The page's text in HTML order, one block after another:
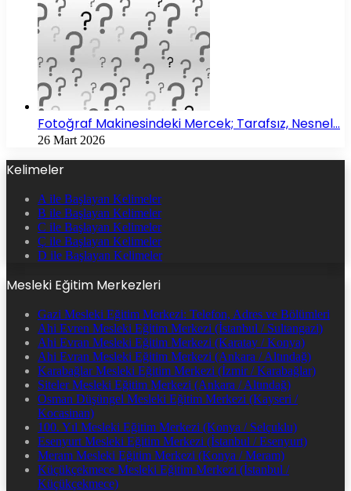
Fotoğraf Makinesindeki Mercek; Tarafsız, Nesnel…
26 Mart 2026
Kelimeler
A ile Başlayan Kelimeler
B ile Başlayan Kelimeler
C ile Başlayan Kelimeler
Ç ile Başlayan Kelimeler
D ile Başlayan Kelimeler
Mesleki Eğitim Merkezleri
Gazi Mesleki Eğitim Merkezi: Telefon, Adres ve Bölümleri
Ahi Evren Mesleki Eğitim Merkezi (İstanbul / Sultangazi)
Ahi Evran Mesleki Eğitim Merkezi (Karatay / Konya)
Ahi Evran Mesleki Eğitim Merkezi (Ankara / Altındağ)
Karabağlar Mesleki Eğitim Merkezi (İzmir / Karabağlar)
Siteler Mesleki Eğitim Merkezi (Ankara / Altındağ)
Osman Düşüngel Mesleki Eğitim Merkezi (Kayseri /
Kocasinan)
100. Yıl Mesleki Eğitim Merkezi (Konya / Selçuklu)
Esenyurt Mesleki Eğitim Merkezi (İstanbul / Esenyurt)
Meram Mesleki Eğitim Merkezi (Konya / Meram)
Küçükçekmece Mesleki Eğitim Merkezi (İstanbul /
Küçükçekmece)